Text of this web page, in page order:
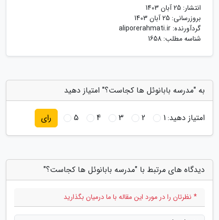
انتشار: 25 آبان 1403
بروزرسانی: 25 آبان 1403
گردآورنده: aliporerahmati.ir
شناسه مطلب: 1658
به "مدرسه بابانوئل ها کجاست؟" امتیاز دهید
امتیاز دهید:1
2
3
4
5 رای
دیدگاه های مرتبط با "مدرسه بابانوئل ها کجاست؟"
* نظرتان را در مورد این مقاله با ما درمیان بگذارید